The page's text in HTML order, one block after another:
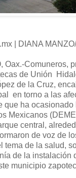
| DIANA
Oax.-Comuneros,
de Unión
de la Cruz,
en torno a las
que ha ocasionado
Mexicanos
central,
de voz de
tema de la salud,
de la instalación
municipio